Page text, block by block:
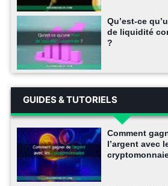
Qu’est-ce
de liquidité
?
GUIDES & TUTORIELS
Comment
l’argent avec